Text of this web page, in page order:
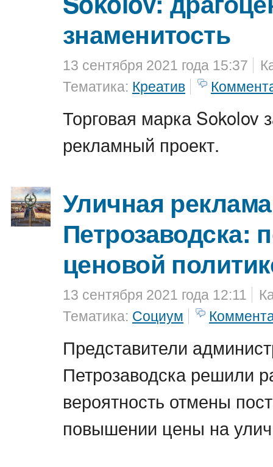
знаменитость
13 сентября 2021 года 15:37
Тематика: Креатив
Торговая марка Sokolov
рекламный проект.
Уличная реклама
Петрозаводска:
ценовой
13 сентября 2021 года 12:11
Тематика: Социум
Представители
Петрозаводска решили
вероятность отмены
повышении цены на